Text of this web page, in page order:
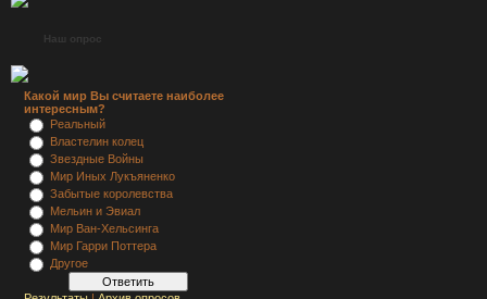
Наш опрос
Какой мир Вы считаете наиболее
интересным?
Реальный
Властелин колец
Звездные Войны
Мир Иных Лукъяненко
Забытые королевства
Мельин и Эвиал
Мир Ван-Хельсинга
Мир Гарри Поттера
Другое